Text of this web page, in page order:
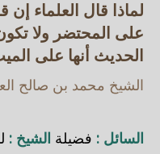
لماذا قال العلماء
على المحتضر ولا
الحديث أنها على
الشيخ محمد بن صالح
السائل : فضيلة الشيخ :